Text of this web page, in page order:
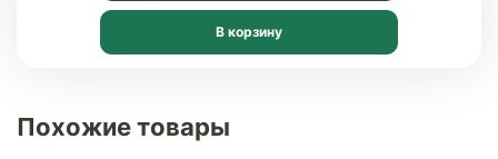
В корзину
Похожие товары